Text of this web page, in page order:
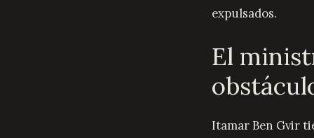
expulsados.
El
Itamar Ben Gvir